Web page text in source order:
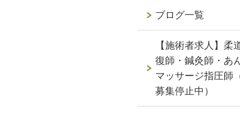
ブログ一覧
【施術者求人】柔
復師・鍼灸師・あ
マッサージ指圧師
募集停止中）